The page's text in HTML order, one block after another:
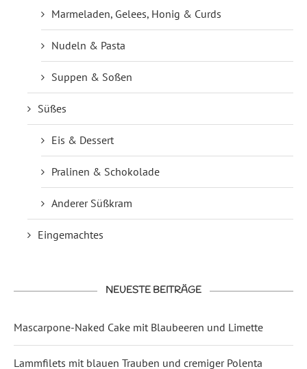
Marmeladen, Gelees, Honig & Curds
Nudeln & Pasta
Suppen & Soßen
Süßes
Eis & Dessert
Pralinen & Schokolade
Anderer Süßkram
Eingemachtes
NEUESTE BEITRÄGE
Mascarpone-Naked Cake mit Blaubeeren und Limette
Lammfilets mit blauen Trauben und cremiger Polenta